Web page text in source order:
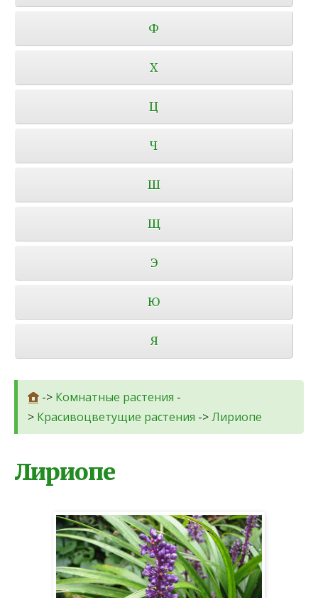
Ф
Х
Ц
Ч
Ш
Щ
Э
Ю
Я
-> Комнатные растения -
> Красивоцветущие растения ->Лириопе
Лириопе